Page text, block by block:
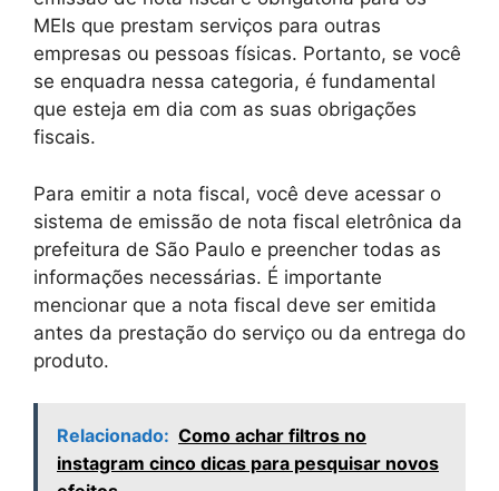
MEIs que prestam serviços para outras
empresas ou pessoas físicas. Portanto, se você
se enquadra nessa categoria, é fundamental
que esteja em dia com as suas obrigações
fiscais.
Para emitir a nota fiscal, você deve acessar o
sistema de emissão de nota fiscal eletrônica da
prefeitura de São Paulo e preencher todas as
informações necessárias. É importante
mencionar que a nota fiscal deve ser emitida
antes da prestação do serviço ou da entrega do
produto.
Relacionado: Como achar filtros no
instagram cinco dicas para pesquisar novos